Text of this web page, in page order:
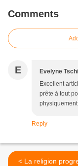
Comments
E Evelyne
Excellent
prête à tout
Reply
< La religion progressiste